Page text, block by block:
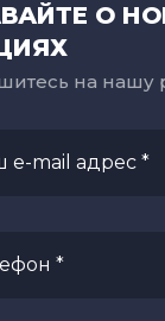
О
на нашу